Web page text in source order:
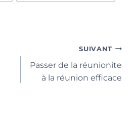
SUIVANT
Passer de la réunionite
à la réunion efficace